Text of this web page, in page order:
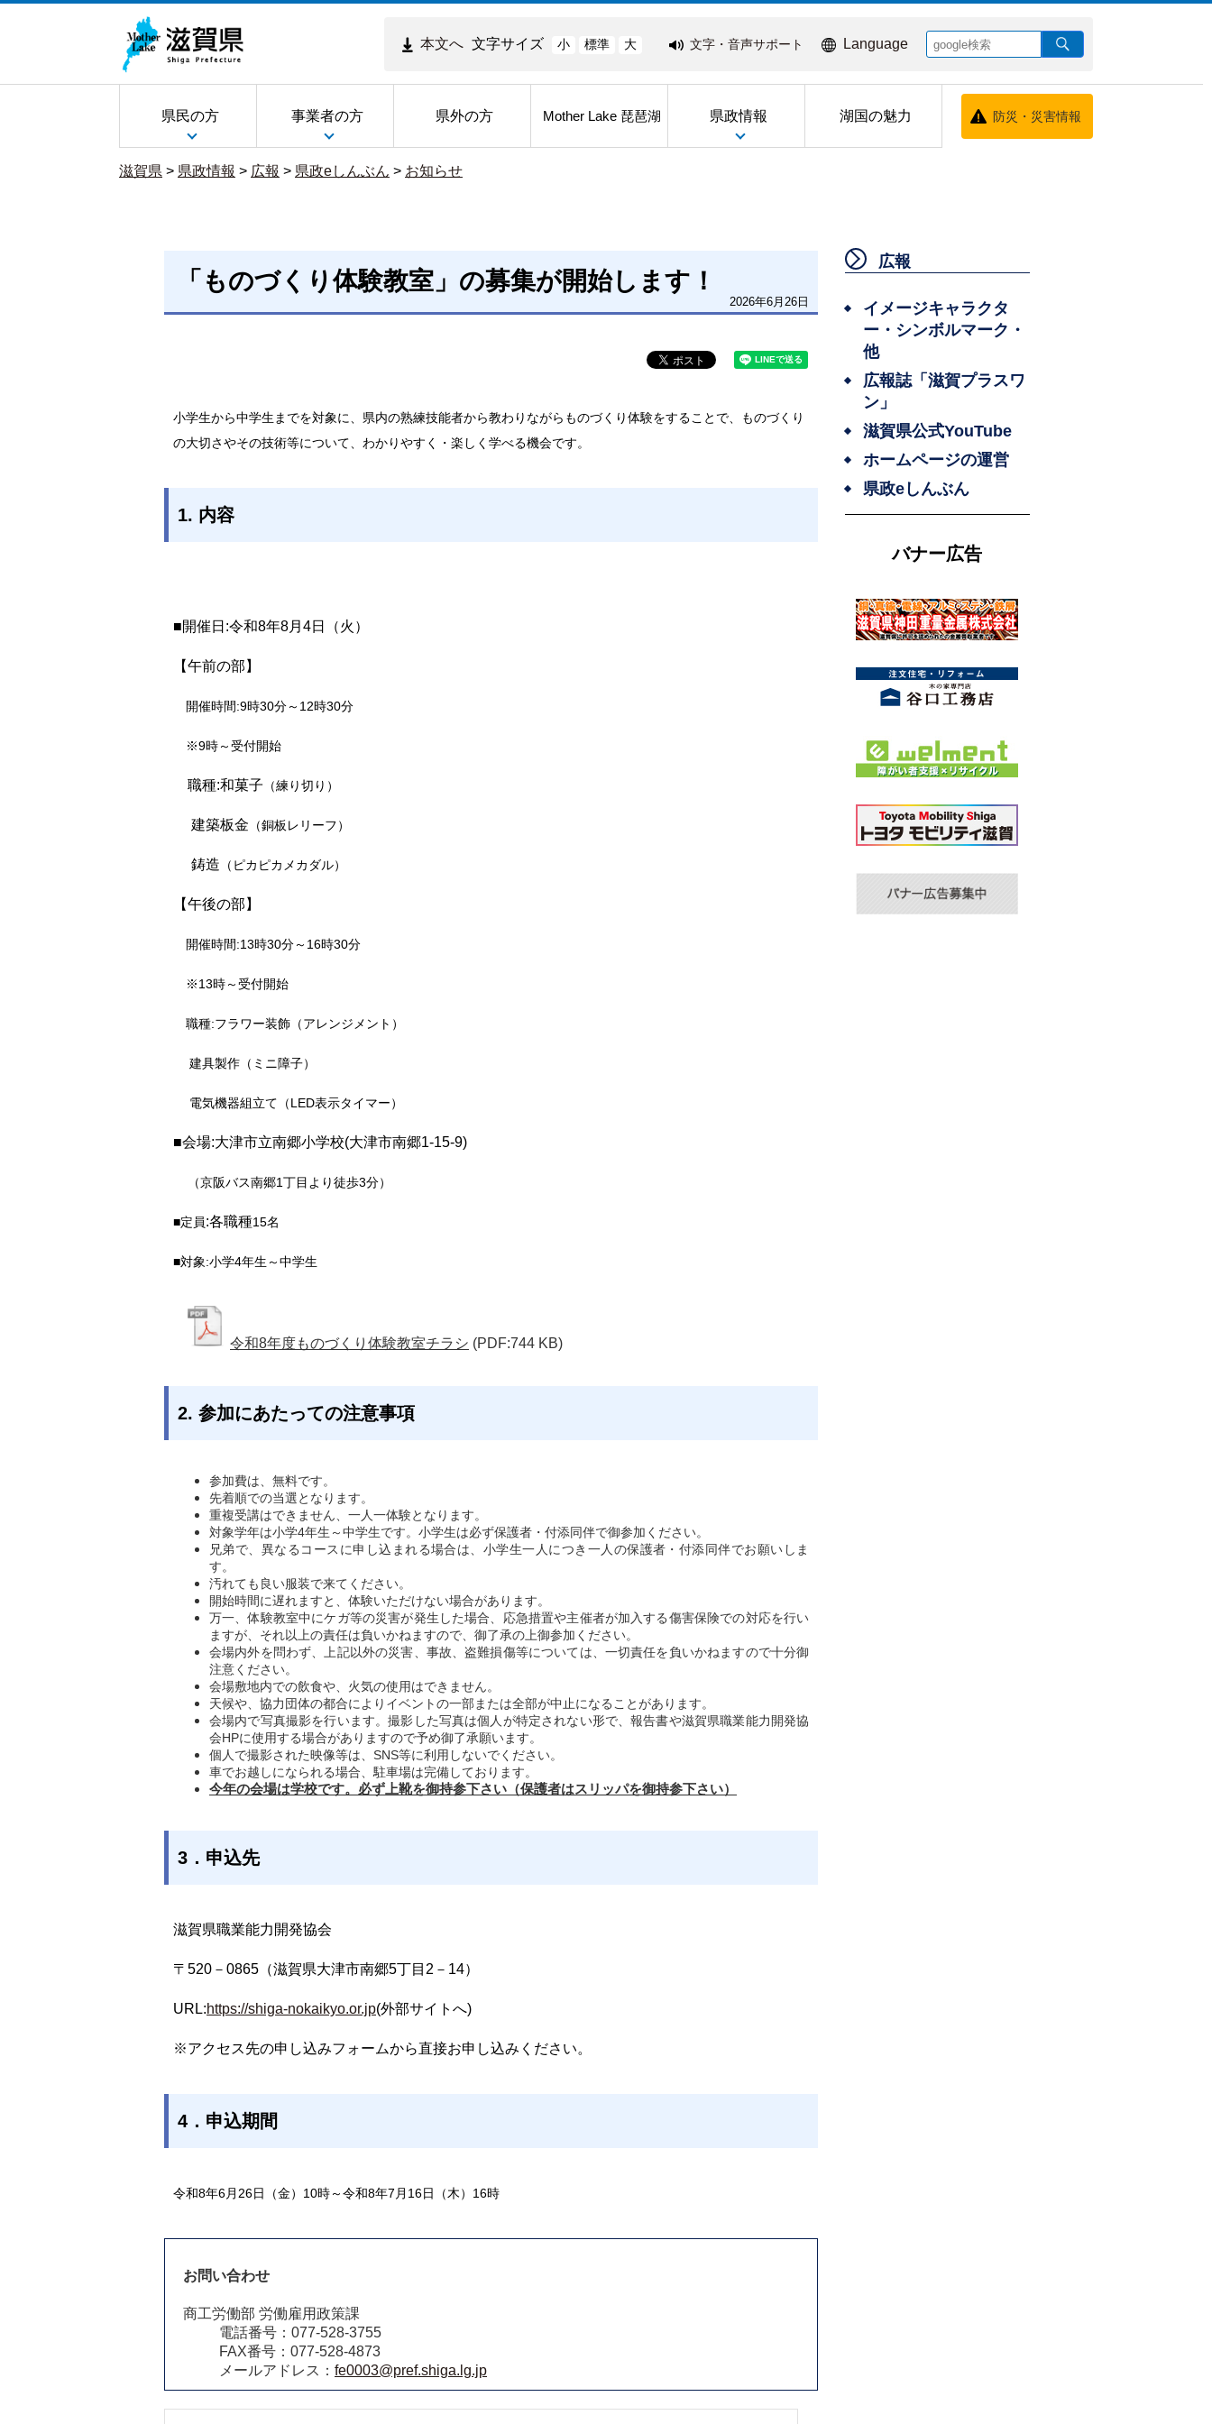
本文へ 文字サイズ 小 標準 大 文字・音声サポート Language
県民の方 事業者の方 県外の方 Mother Lake 琵琶湖 県政情報 湖国の魅力 防災・災害情報
滋賀県 > 県政情報 > 広報 > 県政eしんぶん > お知らせ
「ものづくり体験教室」の募集が開始します！
2026年6月26日
小学生から中学生までを対象に、県内の熟練技能者から教わりながらものづくり体験をすることで、ものづくり
の大切さやその技術等について、わかりやすく・楽しく学べる機会です。
1. 内容
■開催日:令和8年8月4日（火）
【午前の部】
開催時間:9時30分～12時30分
※9時～受付開始
職種:和菓子 （練り切り）
建築板金 （銅板レリーフ）
鋳造 （ピカピカメカダル）
【午後の部】
開催時間:13時30分～16時30分
※13時～受付開始
職種:フラワー装飾（アレンジメント）
建具製作（ミニ障子）
電気機器組立て（LED表示タイマー）
■会場:大津市立南郷小学校(大津市南郷1-15-9)
（京阪バス南郷1丁目より徒歩3分）
■定員:各職種15名
■対象:小学4年生～中学生
令和8年度ものづくり体験教室チラシ (PDF:744 KB)
2. 参加にあたっての注意事項
参加費は、無料です。
先着順での当選となります。
重複受講はできません、一人一体験となります。
対象学年は小学4年生～中学生です。小学生は必ず保護者・付添同伴で御参加ください。
兄弟で、異なるコースに申し込まれる場合は、小学生一人につき一人の保護者・付添同伴でお願いしま
す。
汚れても良い服装で来てください。
開始時間に遅れますと、体験いただけない場合があります。
万一、体験教室中にケガ等の災害が発生した場合、応急措置や主催者が加入する傷害保険での対応を行い
ますが、それ以上の責任は負いかねますので、御了承の上御参加ください。
会場内外を問わず、上記以外の災害、事故、盗難損傷等については、一切責任を負いかねますので十分御
注意ください。
会場敷地内での飲食や、火気の使用はできません。
天候や、協力団体の都合によりイベントの一部または全部が中止になることがあります。
会場内で写真撮影を行います。撮影した写真は個人が特定されない形で、報告書や滋賀県職業能力開発協
会HPに使用する場合がありますので予め御了承願います。
個人で撮影された映像等は、SNS等に利用しないでください。
車でお越しになられる場合、駐車場は完備しております。
今年の会場は学校です。必ず上靴を御持参下さい（保護者はスリッパを御持参下さい）
3．申込先
滋賀県職業能力開発協会
〒520－0865（滋賀県大津市南郷5丁目2－14）
URL:https://shiga-nokaikyo.or.jp(外部サイトへ)
※アクセス先の申し込みフォームから直接お申し込みください。
4．申込期間
令和8年6月26日（金）10時～令和8年7月16日（木）16時
お問い合わせ
商工労働部 労働雇用政策課
電話番号：077-528-3755
FAX番号：077-528-4873
メールアドレス： fe0003@pref.shiga.lg.jp
広報
イメージキャラクタ
ー・シンボルマーク・
他
広報誌「滋賀プラスワ
ン」
滋賀県公式YouTube
ホームページの運営
県政eしんぶん
バナー広告